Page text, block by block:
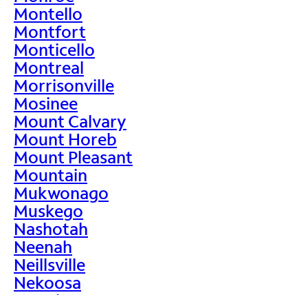
Montello
Montfort
Monticello
Montreal
Morrisonville
Mosinee
Mount Calvary
Mount Horeb
Mount Pleasant
Mountain
Mukwonago
Muskego
Nashotah
Neenah
Neillsville
Nekoosa